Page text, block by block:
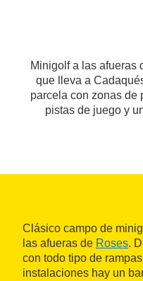
Minigolf a las afueras
que lleva a
parcela con zonas de
pistas de juego y
Clásico campo de
las afueras de Roses.
con todo tipo de
instalaciones hay un